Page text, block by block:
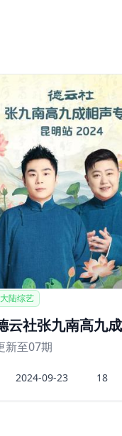
大陆综艺
新至07期
2024-09-23 18